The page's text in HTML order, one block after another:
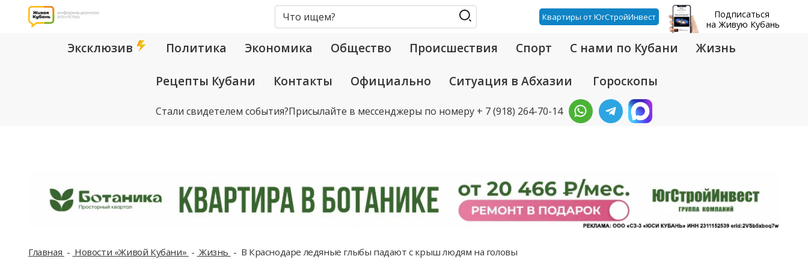
Квартиры от ЮгСтройИнвест
Подписаться
на Живую Кубань
Эксклюзив Политика Экономика Общество Происшествия Спорт С нами по Кубани Жизнь
Рецепты Кубани Контакты Официально Ситуация в Абхазии Гороскопы
Стали свидетелем события?Присылайте в мессенджеры по номеру + 7 (918) 264-70-14
Главная Новости «Живой Кубани» Жизнь В Краснодаре ледяные глыбы падают с крыш людям на головы